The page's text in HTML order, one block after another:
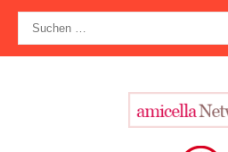
Zum
Inhalt
springen
nach: